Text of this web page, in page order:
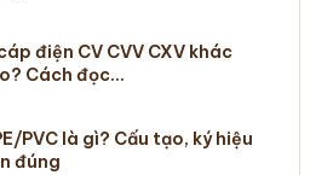
điện CV CVV CXV khác
Cách đọc…
PVC là gì? Cấu tạo, ký hiệu
đúng